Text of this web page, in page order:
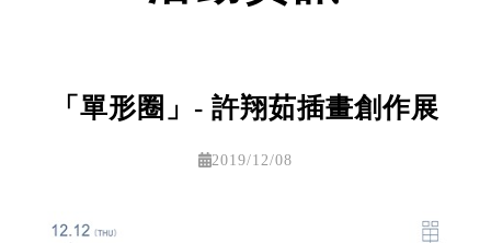
「單形圈」- 許翔茹插畫創作展
2019/12/08